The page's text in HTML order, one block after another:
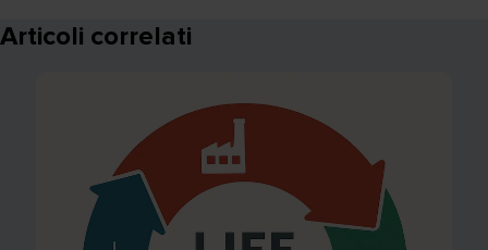
Articoli correlati